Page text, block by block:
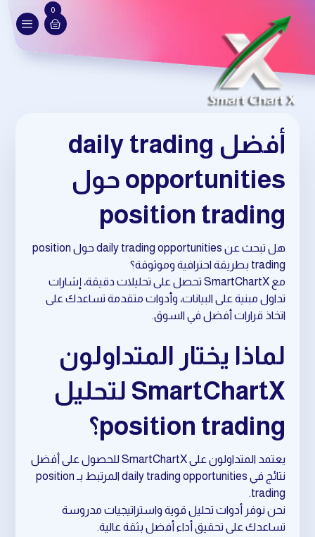
0
أفضل daily trading
opportunities حول
position trading
هل تبحث عن daily trading opportunities حول position
trading بطريقة احترافية وموثوقة؟
مع SmartChartX تحصل على تحليلات دقيقة، إشارات
تداول مبنية على البيانات، وأدوات متقدمة تساعدك على
اتخاذ قرارات أفضل في السوق.
لماذا يختار المتداولون
SmartChartX لتحليل
position trading؟
يعتمد المتداولون على SmartChartX للحصول على أفضل
نتائج في daily trading opportunities المرتبط بـ position
trading.
نحن نوفر أدوات تحليل قوية واستراتيجيات مدروسة
تساعدك على تحقيق أداء أفضل بثقة عالية.